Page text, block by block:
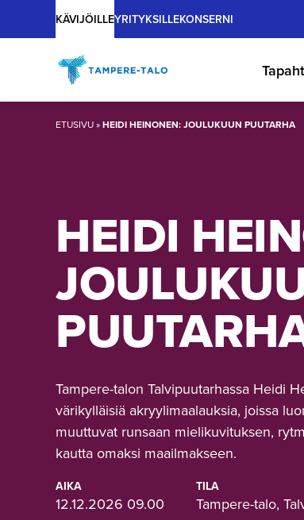
Main
KÄVIJÖILLEYRITYKSILLEKONSERNI
ETUSIVU»HEIDI HEINONEN: JOULUKUUN PUUTARHA
HEIDI
Tampere-talon Talvipuutarhassa Heidi
värikylläisiä akryylimaalauksia, joissa
muuttuvat runsaan mielikuvituksen,
kautta omaksi maailmakseen.
AIKA
12.12.2026 09.00
TILA
Tampere-talo,